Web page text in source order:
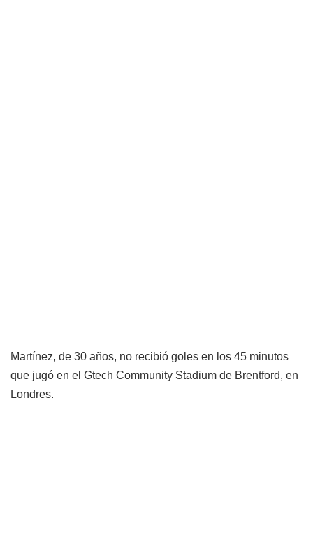
Martínez, de 30 años, no recibió goles en los 45 minutos
que jugó en el Gtech Community Stadium de Brentford, en
Londres.